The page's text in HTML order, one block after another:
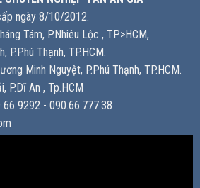
ngày 8/10/2012.
Tám, P.Nhiêu Lộc , TP>HCM,
P.Phú Thạnh, TP.HCM.
Minh Nguyệt, P.Phú Thạnh, TP.HCM.
P.Dĩ An , Tp.HCM
66 9292 - 090.66.777.38